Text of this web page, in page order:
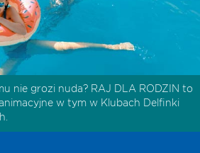
nie grozi nuda? RAJ DLA RODZIN to
w tym w Klubach Delfinki